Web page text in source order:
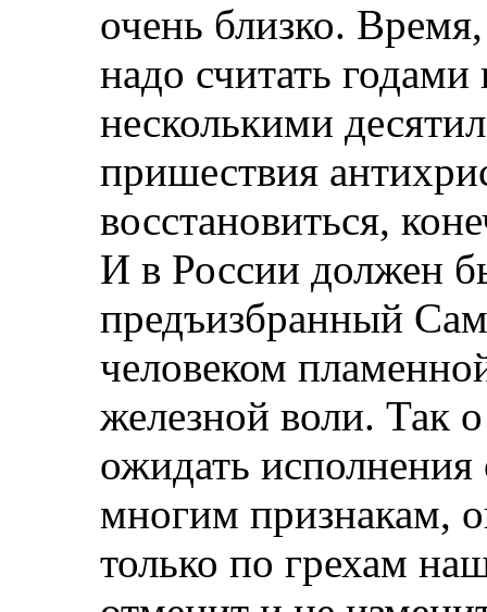
очень близко.
надо считать
несколькими
пришествия
восстановиться,
И в России должен
предъизбранный
человеком
железной воли. Так
ожидать
многим признакам,
только по грехам